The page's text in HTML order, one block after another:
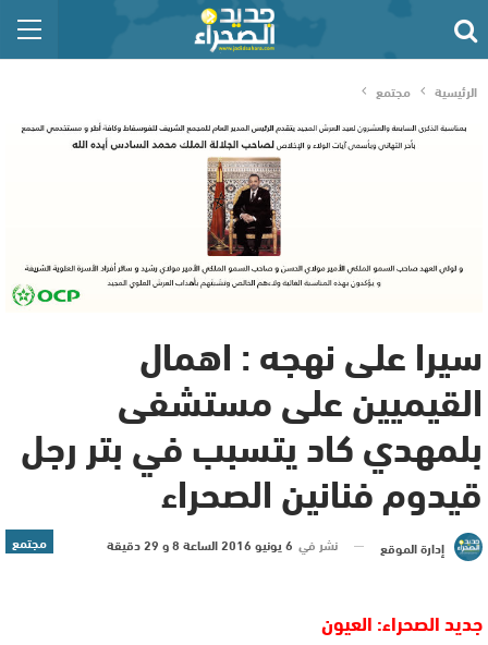
الرئيسية مجتمع
سيرا على نهجه : اهمال
القيميين على مستشفى
بلمهدي كاد يتسبب في بتر رجل
قيدوم فنانين الصحراء
مجتمع إدارة الموقع نشر في 6 يونيو 2016 الساعة 8 و 29 دقيقة
جديد الصحراء: العيون